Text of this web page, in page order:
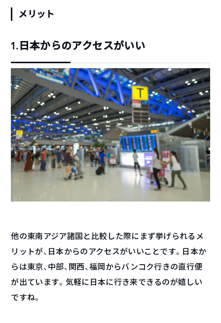
メリット
1.日本からのアクセスがいい
他の東南アジア諸国と比較した際にまず挙げられるメ
リットが、日本からのアクセスがいいことです。日本か
らは東京、中部、関西、福岡からバンコク行きの直行便
が出ています。気軽に日本に行き来できるのが嬉しい
ですね。